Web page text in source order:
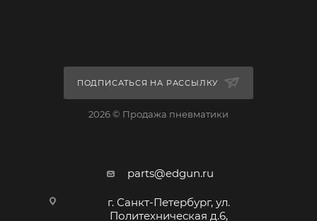
ПОДПИСАТЬСЯ НА РАССЫЛКУ
2026 © Продажа пневматики
parts@edgun.ru
г. Санкт-Петербург, ул.
Политехническая д.6,